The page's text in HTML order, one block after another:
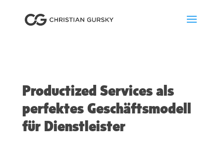
Productized Services als
perfektes Geschäftsmodell
für Dienstleister